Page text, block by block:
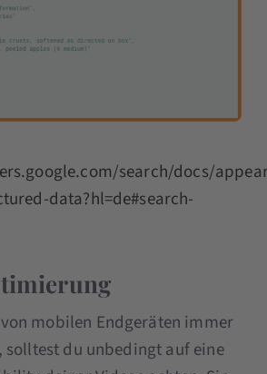
search/docs/
data?hl=de#search-
mobilen Endgeräten immer
du unbedingt auf eine